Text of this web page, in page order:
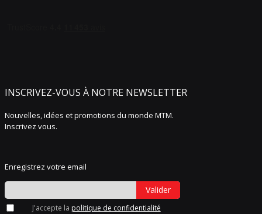
INSCRIVEZ-VOUS À NOTRE NEWSLETTER
Nouvelles, idées et promotions du monde MTM.
Inscrivez vous.
Enregistrez votre email
Valider
J'accepte la politique de confidentialité